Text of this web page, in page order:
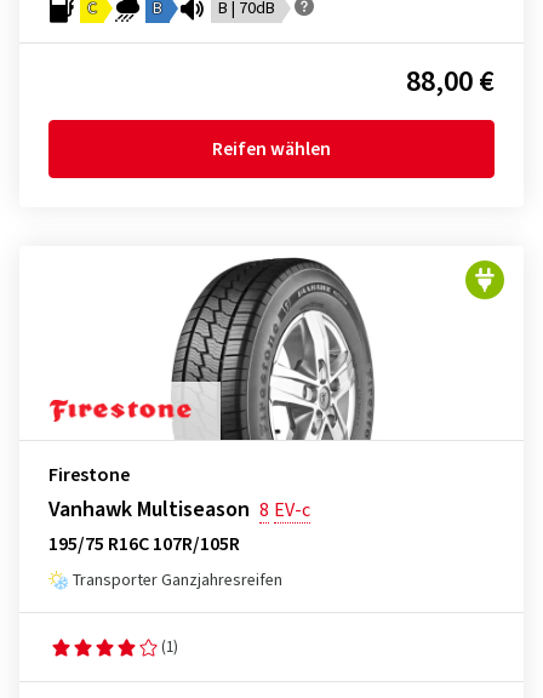
C B B | 70dB
88,00 €
Reifen wählen
Firestone
Vanhawk Multiseason 8 EV-c
195/75 R16C 107R/105R
Transporter Ganzjahresreifen
(1)